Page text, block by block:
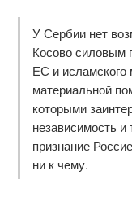
У Сербии нет
Косово силовым
ЕС и исламского
материальной
которыми
независимость
признание
ни к чему.